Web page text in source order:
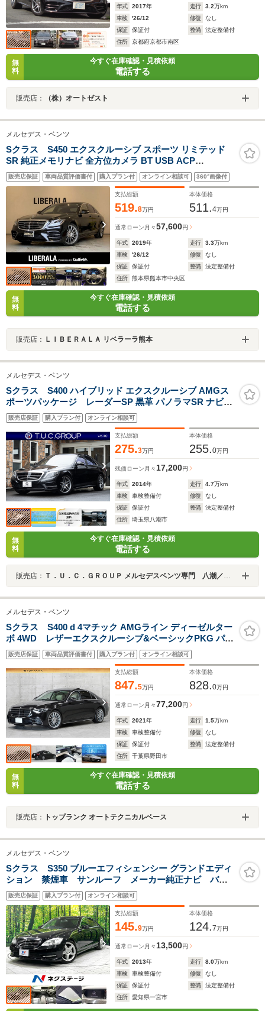
年式 2017年 走行 3.2万km
車検
'26/12 修復
なし
保証
保証付 整備
法定整備付
住所
京都府京都市南区
無
料
今すぐ在庫確認・見積依頼
電話する
販売店： （株）オートゼスト
メルセデス・ベンツ
Sクラス S450 エクスクルーシブ スポーツ リミテッド
SR 純正メモリナビ 全方位カメラ BT USB ACP
Burmesterサウンド ACC ブラインドスポット フルセグ
TV ブラックレザーシート 前席PWシート 前席エアシー
ト 全席シートヒーター ETC2.0 純正20インチアルミホイ
販売店保証 車両品質評価書付 購入プラン付 オンライン相談可 360°画像付
支払総額
519.8万円
本体価格
511.4万円
通常ローン 月々57,600円
年式 2019年 走行 3.3万km
車検
'26/12 修復
なし
保証
保証付 整備
法定整備付
住所
熊本県熊本市中央区
無
料
今すぐ在庫確認・見積依頼
電話する
販売店： ＬＩＢＥＲＡＬＡ リベラーラ熊本
メルセデス・ベンツ
Sクラス S400 ハイブリッド エクスクルーシブ AMGス
ポーツパッケージ レーダーSP 黒革 パノラマSR ナビTV
360カメ ブルメスター エアバランスP ヘッドアップD ソ
フトドアクロージャー 自動トランク AMGエアロ&19AW
ACC BSM LCW 2年保証
販売店保証 購入プラン付 オンライン相談可
支払総額
275.3万円
本体価格
255.0万円
残価ローン 月々 17,200円
年式 2014年 走行 4.7万km
車検
車検整備付 修復
なし
保証
保証付 整備
法定整備付
住所
埼玉県八潮市
無
料
今すぐ在庫確認・見積依頼
電話する
販売店： Ｔ．Ｕ．Ｃ．ＧＲＯＵＰ メルセデスベンツ専門 八潮／（株）バーディット
メルセデス・ベンツ
Sクラス S400 d 4マチック AMGライン ディーゼルター
ボ 4WD レザーエクスクルーシブ&ベーシックPKG パノ
ラマSR ベージュレザー シートクーラー Burmester3Dサ
ウンド 3Dコックピット MBUX-ARナビ TV 360°カメラ
AMG20インチAW レーダーセーフティPKG 走行14800km
車検整備付
販売店保証 車両品質評価書付 購入プラン付 オンライン相談可
支払総額
847.5万円
本体価格
828.0万円
通常ローン 月々77,200円
年式 2021年 走行 1.5万km
車検
車検整備付 修復
なし
保証
保証付 整備
法定整備付
住所
千葉県野田市
無
料
今すぐ在庫確認・見積依頼
電話する
販売店： トップランク オートテクニカルベース
メルセデス・ベンツ
Sクラス S350 ブルーエフィシェンシー グランドエディ
ション 禁煙車 サンルーフ メーカー純正ナビ バッ
クカメラ ETC ブラインドアシストセンサー コーナ
ーセンサー プリクラッシュセーフティシステム シー
トヒーター メモリ機能付パワーシート 黒革シート
販売店保証 購入プラン付 オンライン相談可
支払総額
145.9万円
本体価格
124.7万円
通常ローン 月々 13,500円
年式 2013年 走行 8.0万km
車検
車検整備付 修復
なし
保証
保証付 整備
法定整備付
住所
愛知県一宮市